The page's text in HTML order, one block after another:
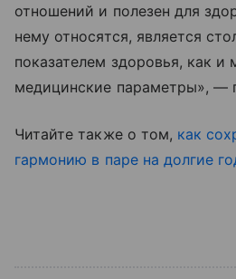
отношений и полезен для
нему относятся, является
показателем здоровья, как и
медицинские параметры», —
Читайте также о том, как
гармонию в паре на долгие